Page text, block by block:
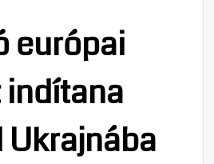
európai
Ukrajnába